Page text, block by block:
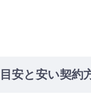
安と安い契約